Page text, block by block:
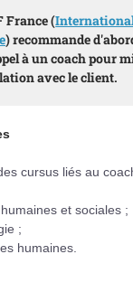
France (
) recommande
à un coach pour
avec le client.
cursus liés au
et sociales ;
;
humaines.